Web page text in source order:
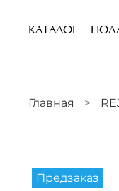
КАТАЛОГ
Главная
Предзаказ